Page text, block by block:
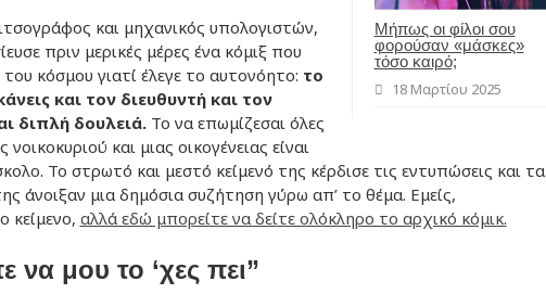
Μήπως οι φίλοι σου
φορούσαν «μάσκες»
τόσο καιρό;
18 Μαρτίου 2025
και μηχανικός υπολογιστών,
πριν μερικές μέρες ένα κόμιξ που
κόσμου γιατί έλεγε το αυτονόητο: το
και τον διευθυντή και τον
διπλή δουλειά.Το να επωμίζεσαι όλες
νοικοκυριού και μιας οικογένειας είναι
Το στρωτό και μεστό κείμενό της κέρδισε τις εντυπώσεις και τα
άνοιξαν μια δημόσια συζήτηση γύρω απ’ το θέμα. Εμείς,
κείμενο, αλλά εδώ μπορείτε να δείτε ολόκληρο το αρχικό κόμικ.
να μου το ‘χες πει”